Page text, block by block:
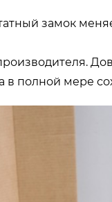
замок
в полной мере